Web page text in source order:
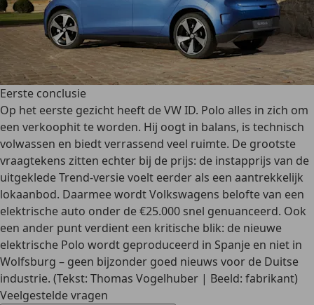
Eerste conclusie
Op het eerste gezicht heeft de VW ID. Polo alles in zich om
een verkoophit te worden. Hij oogt in balans, is technisch
volwassen en biedt verrassend veel ruimte. De grootste
vraagtekens zitten echter bij de prijs: de instapprijs van de
uitgeklede Trend-versie voelt eerder als een aantrekkelijk
lokaanbod. Daarmee wordt Volkswagens belofte van een
elektrische auto onder de €25.000 snel genuanceerd. Ook
een ander punt verdient een kritische blik: de nieuwe
elektrische Polo wordt geproduceerd in Spanje en niet in
Wolfsburg – geen bijzonder goed nieuws voor de Duitse
industrie. (Tekst: Thomas Vogelhuber | Beeld: fabrikant)
Veelgestelde vragen